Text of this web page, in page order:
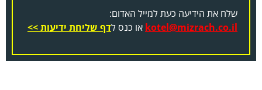
שלח את הידיעה כעת למייל האדום:
kotel@mizrach.co.ilאו כנס לדף שליחת ידיעות >>